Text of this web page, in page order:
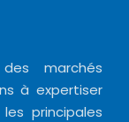
marchés
à expertiser
principales